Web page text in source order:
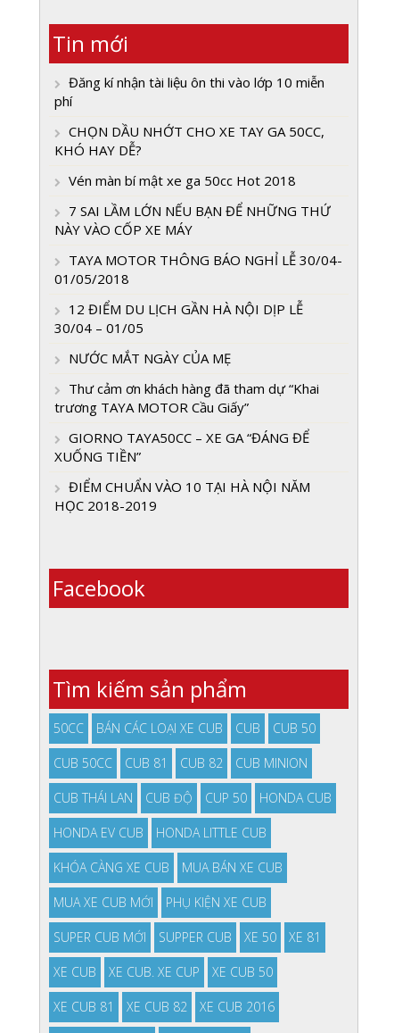
Tin mới
Đăng kí nhận tài liệu ôn thi vào lớp 10 miễn
phí
CHỌN DẦU NHỚT CHO XE TAY GA 50CC,
KHÓ HAY DỄ?
Vén màn bí mật xe ga 50cc Hot 2018
7 SAI LẦM LỚN NẾU BẠN ĐỂ NHỮNG THỨ
NÀY VÀO CỐP XE MÁY
TAYA MOTOR THÔNG BÁO NGHỈ LỄ 30/04-
01/05/2018
12 ĐIỂM DU LỊCH GẦN HÀ NỘI DỊP LỄ
30/04 – 01/05
NƯỚC MẮT NGÀY CỦA MẸ
Thư cảm ơn khách hàng đã tham dự “Khai
trương TAYA MOTOR Cầu Giấy”
GIORNO TAYA50CC – XE GA “ĐÁNG ĐỂ
XUỐNG TIỀN”
ĐIỂM CHUẨN VÀO 10 TẠI HÀ NỘI NĂM
HỌC 2018-2019
Facebook
Tìm kiếm sản phẩm
50CC BÁN CÁC LOẠI XE CUB CUB CUB 50
CUB 50CC CUB 81 CUB 82 CUB MINION
CUB THÁI LAN CUB ĐỘ CUP 50 HONDA CUB
HONDA EV CUB HONDA LITTLE CUB
KHÓA CÀNG XE CUB MUA BÁN XE CUB
MUA XE CUB MỚI PHỤ KIỆN XE CUB
SUPER CUB MỚI SUPPER CUB XE 50 XE 81
XE CUB XE CUB. XE CUP XE CUB 50
XE CUB 81 XE CUB 82 XE CUB 2016